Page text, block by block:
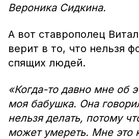
Вероника Сидкина.
А вот ставрополец
верит в то, что нельзя
спящих людей.
«Когда-то давно мне об
моя бабушка. Она
нельзя делать, потому
может умереть. Мне это